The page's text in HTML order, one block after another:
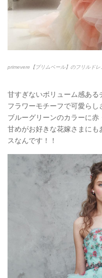
primevere【プリムベール】のフリルド
甘すぎないボリューム感ある
フラワーモチーフで可愛ら
ブルーグリーンのカラーに
甘めがお好きな花嫁さまにも
スなんです！！